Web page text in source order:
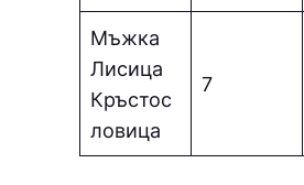
Мъжка
Лисица
Кръстос
ловица
7